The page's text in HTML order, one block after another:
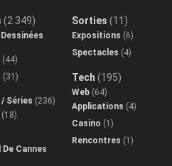
(2 349)
(44)
(31)
Séries (236)
(18)
Cannes
Sorties (11)
Expositions (6)
Spectacles (4)
Tech (195)
Web (64)
Applications (4)
Casino (1)
Rencontres (1)